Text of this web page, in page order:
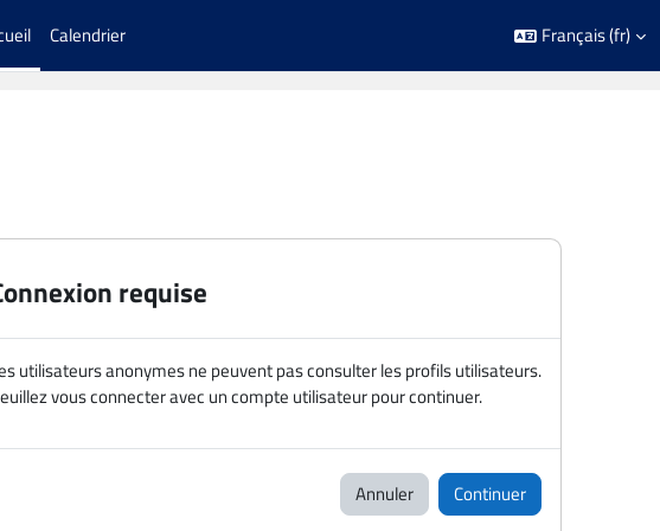
Calendrier Français ‎(fr)‎
requise
utilisateurs anonymes ne peuvent pas consulter les profils utilisateurs.
vous connecter avec un compte utilisateur pour continuer.
Annuler Continuer